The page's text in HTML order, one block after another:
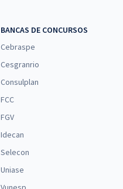
BANCAS DE CONCURSOS
Cebraspe
Cesgranrio
Consulplan
FCC
FGV
Idecan
Selecon
Uniase